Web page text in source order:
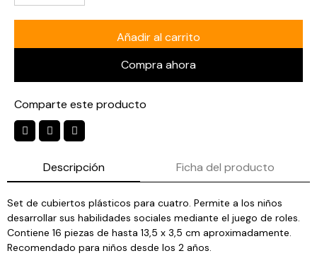
Añadir al carrito
Compra ahora
Comparte este producto
Descripción Ficha del producto
Set de cubiertos plásticos para cuatro. Permite a los niños
desarrollar sus habilidades sociales mediante el juego de roles.
Contiene 16 piezas de hasta 13,5 x 3,5 cm aproximadamente.
Recomendado para niños desde los 2 años.